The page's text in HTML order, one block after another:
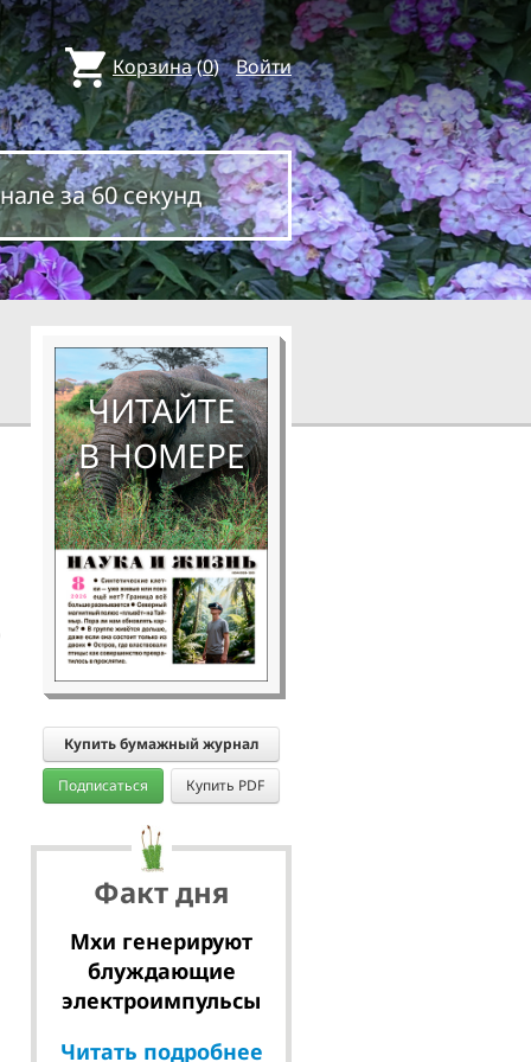
Корзина(0) Войти
за 60 секунд
ЧИТАЙТЕ
В НОМЕРЕ
Купить бумажный журнал
Подписаться Купить PDF
Факт дня
Мхи генерируют
блуждающие
электроимпульсы
Читать подробнее